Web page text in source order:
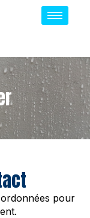
pour